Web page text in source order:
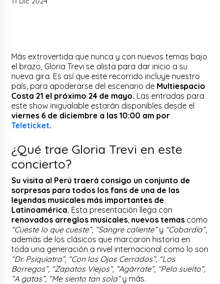
Más extrovertida que nunca y con nuevos temas bajo
el brazo, Gloria Trevi se alista para dar inicio a su
nueva gira. Es así que este recorrido incluye nuestro
país, para apoderarse del escenario de Multiespacio
Costa 21 el próximo 24 de mayo. Las entradas para
este show inigualable estarán disponibles desde el
viernes 6 de diciembre a las 10:00 am por
Teleticket.
¿Qué trae Gloria Trevi en este
concierto?
Su visita al Perú traerá consigo un conjunto de
sorpresas para todos los fans de una de las
leyendas musicales más importantes de
Latinoamérica. Esta presentación llega con
renovados arreglos musicales nuevos temas como
“Cueste lo que cueste”, “Sangre caliente”y “Cobardía”,
además de los clásicos que marcaron historia en
toda una generación a nivel internacional como lo son
“Dr. Psiquiatra”, “Con los Ojos Cerrados”, “Los
Borregos”, “Zapatos Viejos”, “Agárrate”, “Pelo suelto”,
“A gatas”, “Me siento tan sola”y más.